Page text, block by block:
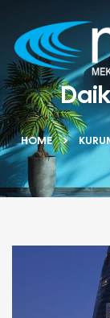
HOME